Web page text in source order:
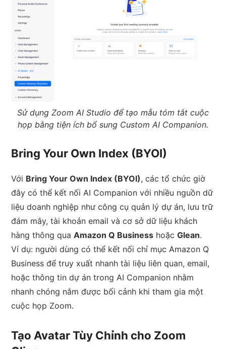
Sử dụng Zoom AI Studio để tạo mẫu tóm tắt cuộc
họp bằng tiện ích bổ sung Custom AI Companion.
Bring Your Own Index (BYOI)
Với Bring Your Own Index (BYOI), các tổ chức giờ
đây có thể kết nối AI Companion với nhiều nguồn dữ
liệu doanh nghiệp như công cụ quản lý dự án, lưu trữ
đám mây, tài khoản email và cơ sở dữ liệu khách
hàng thông quaAmazon Q Business hoặcGlean.
Ví dụ: người dùng có thể kết nối chỉ mục Amazon Q
Business để truy xuất nhanh tài liệu liên quan, email,
hoặc thông tin dự án trong AI Companion nhằm
nhanh chóng nắm được bối cảnh khi tham gia một
cuộc họp Zoom.
Tạo Avatar Tùy Chỉnh cho Zoom